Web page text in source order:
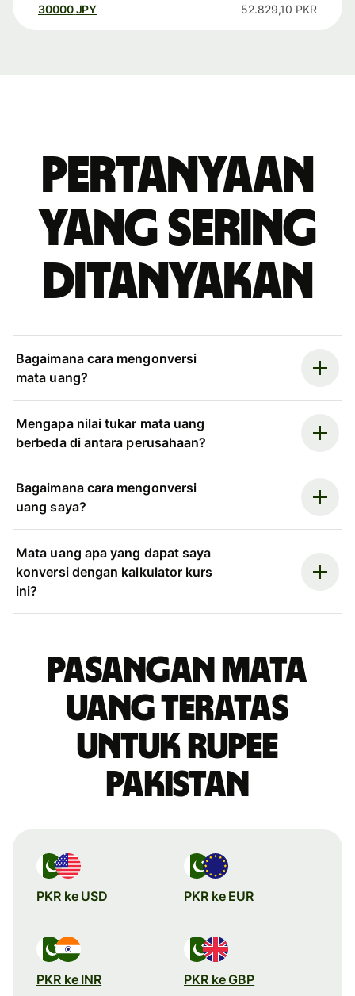
30000 JPY 52.829,10 PKR
Pertanyaan
yang sering
ditanyakan
Bagaimana cara mengonversi
mata uang?
Mengapa nilai tukar mata uang
berbeda di antara perusahaan?
Bagaimana cara mengonversi
uang saya?
Mata uang apa yang dapat saya
konversi dengan kalkulator kurs
ini?
Pasangan mata
uang teratas
untuk rupee
Pakistan
PKR ke USD PKR ke EUR
PKR ke INR PKR ke GBP